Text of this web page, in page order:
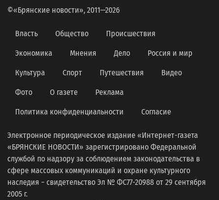
©«Брянские новости», 2011—2026
Власть Общество Происшествия
Экономика Мнения Дело Россия и мир
Культура Спорт Путешествия Видео
Фото О газете Реклама
Политика конфиденциальности Согласие
Электронное периодическое издание «Интернет-газета
«БРЯНСКИЕ НОВОСТИ» зарегистрировано Федеральной
службой по надзору за соблюдением законодательства в
сфере массовых коммуникаций и охране культурного
наследия − свидетельство Эл № ФС77-20988 от 29 сентября
2005 г.